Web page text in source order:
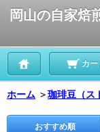
岡山の自家焙
カー
ホーム ＞珈琲豆（ス
おすすめ順